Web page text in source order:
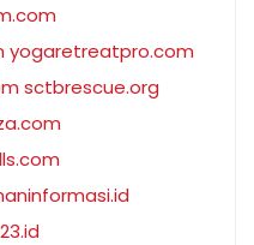
yogaretreatpro.com
sctbrescue.org